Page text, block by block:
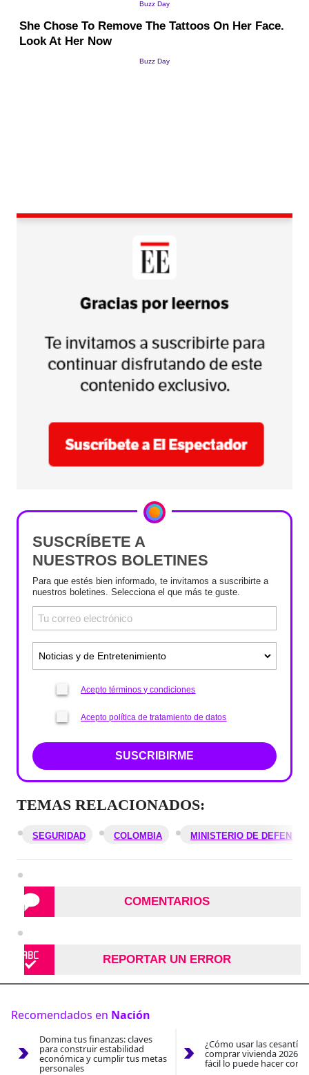
SUSCRÍBETE A
NUESTROS BOLETINES
Para que estés bien informado, te invitamos a suscribirte a
nuestros boletines. Selecciona el que más te guste.
Acepto términos y condiciones
Acepto política de tratamiento de datos
SUSCRIBIRME
TEMAS RELACIONADOS:
SEGURIDAD COLOMBIA MINISTERIO DE DEFENSA
COMENTARIOS
REPORTAR UN ERROR
Recomendados en Nación
Domina tus finanzas: claves
para construir estabilidad
económica y cumplir tus metas
personales
¿Cómo usar las
comprar vivienda 2026?
fácil lo puede hacer con